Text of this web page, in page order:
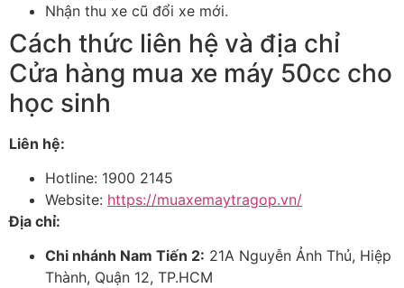
Nhận thu xe cũ đổi xe mới.
Cách thức liên hệ và địa chỉ
Cửa hàng mua xe máy 50cc cho
học sinh
Liên hệ:
Hotline: 1900 2145
Website: https://muaxemaytragop.vn/
Địa chỉ:
Chi nhánh Nam Tiến 2: 21A Nguyễn Ảnh Thủ, Hiệp
Thành, Quận 12, TP.HCM